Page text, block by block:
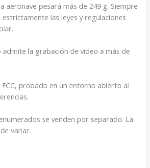
aeronave pesará más de 249 g. Siempre
las leyes y regulaciones
admite la grabación de video a más de
probado en un entorno abierto al
se venden por separado. La
variar.